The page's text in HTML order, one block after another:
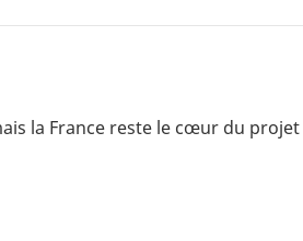
la France reste le cœur du projet